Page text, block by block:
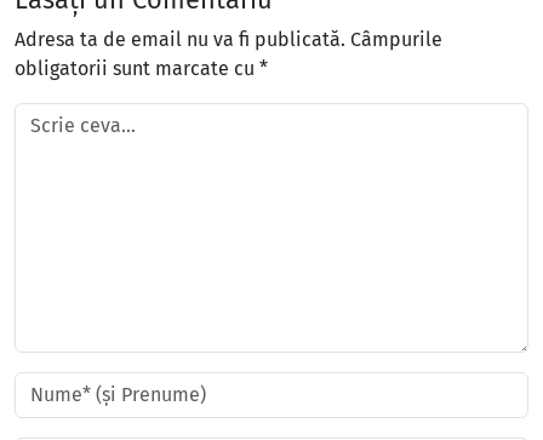
Adresa ta de email nu va fi publicată. Câmpurile
obligatorii sunt marcate cu *